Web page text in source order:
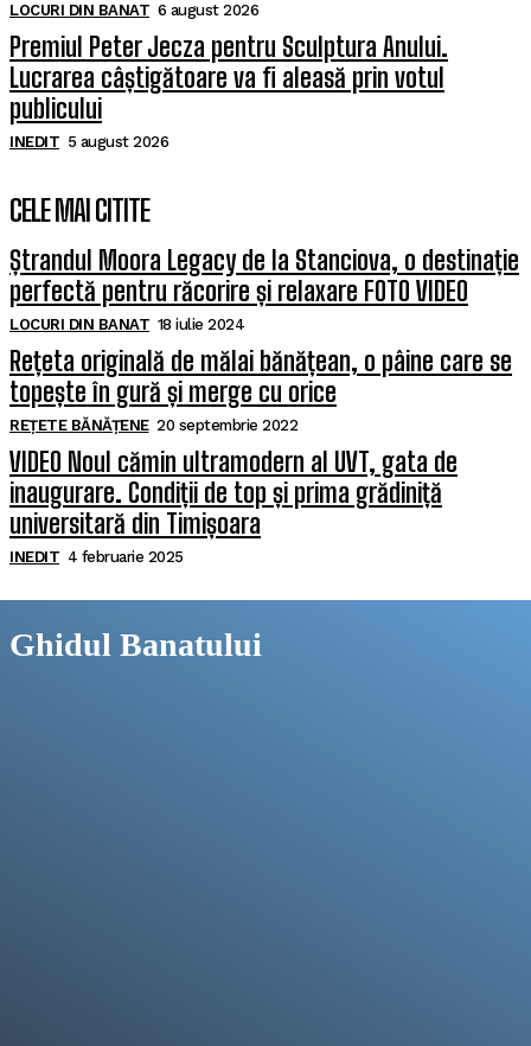
LOCURI DIN BANAT 6 august 2026
Premiul Peter Jecza pentru Sculptura Anului.
Lucrarea câștigătoare va fi aleasă prin votul
publicului
INEDIT 5 august 2026
CELE MAI CITITE
Ștrandul Moora Legacy de la Stanciova, o destinație
perfectă pentru răcorire și relaxare FOTO VIDEO
LOCURI DIN BANAT 18 iulie 2024
Rețeta originală de mălai bănățean, o pâine care se
topește în gură și merge cu orice
REȚETE BĂNĂȚENE 20 septembrie 2022
VIDEO Noul cămin ultramodern al UVT, gata de
inaugurare. Condiții de top și prima grădiniță
universitară din Timișoara
INEDIT 4 februarie 2025
Ghidul Banatului